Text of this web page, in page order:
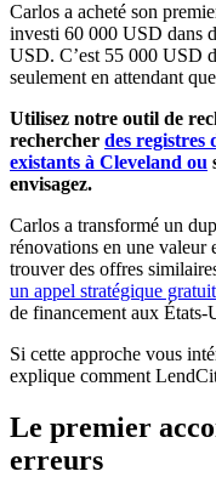
Carlos a acheté son
investi 60 000 USD dans
USD. C’est 55 000 USD
seulement en attendant
Utilisez notre outil de
rechercher des registres
existants à Cleveland ou
envisagez.
Carlos a transformé un
rénovations en une
trouver des offres
un appel stratégique
de financement aux États-
Si cette approche vous
explique comment
Le premier
erreurs